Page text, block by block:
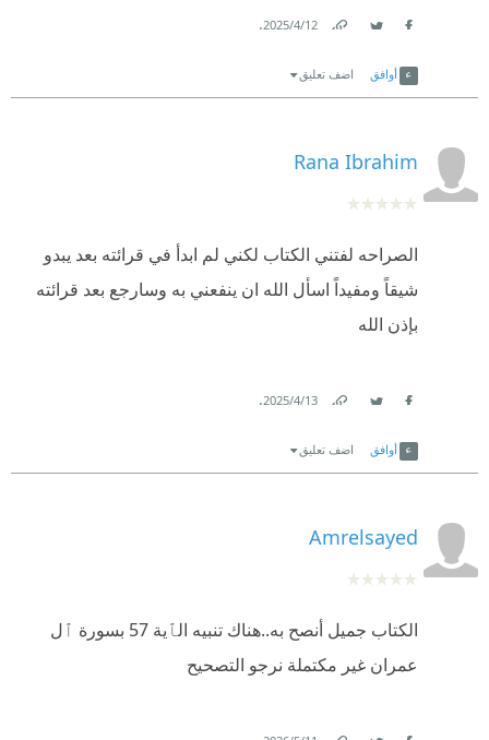
12‏/4‏/2025
.
أوافق اضف تعليق
Rana Ibrahim
الصراحه لفتني الكتاب لكني لم ابدأ في قرائته بعد يبدو
شيقاً ومفيداً اسأل الله ان ينفعني به وسارجع بعد قرائته
بإذن الله
13‏/4‏/2025
.
أوافق اضف تعليق
Amrelsayed
الكتاب جميل أنصح به..هناك تنبيه الٱية 57 بسورة ٱل
عمران غير مكتملة نرجو التصحيح